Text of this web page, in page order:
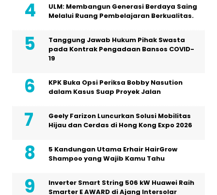
ULM: Membangun Generasi Berdaya Saing
Melalui Ruang Pembelajaran Berkualitas.
Tanggung Jawab Hukum Pihak Swasta
pada Kontrak Pengadaan Bansos COVID-
19
KPK Buka Opsi Periksa Bobby Nasution
dalam Kasus Suap Proyek Jalan
Geely Farizon Luncurkan Solusi Mobilitas
Hijau dan Cerdas di Hong Kong Expo 2026
5 Kandungan Utama Erhair HairGrow
Shampoo yang Wajib Kamu Tahu
Inverter Smart String 506 kW Huawei Raih
Smarter E AWARD di Ajang Intersolar